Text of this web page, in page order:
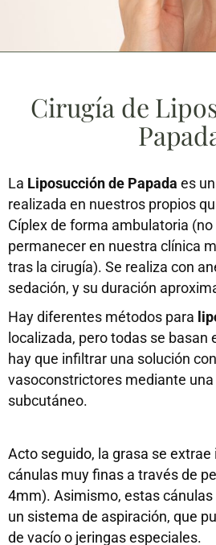
Cirugía de
La Liposucción de Papada es
realizada en nuestros propios
Cíplex de forma ambulatoria
permanecer en nuestra clínica
tras la cirugía). Se realiza con
sedación, y su duración
Hay diferentes métodos para
localizada, pero todas se basan
hay que infiltrar una solución
vasoconstrictores mediante
subcutáneo.
Acto seguido, la grasa se
cánulas muy finas a través de
4mm). Asimismo, estas
un sistema de aspiración, que
de vacío o jeringas especiales.